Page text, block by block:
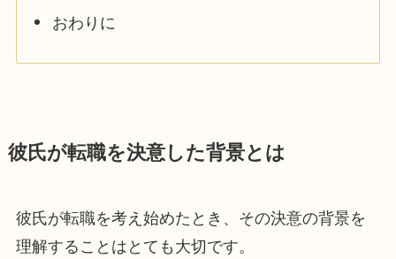
おわりに
彼氏が転職を決意した背景とは
彼氏が転職を考え始めたとき、その決意の背景を
理解することはとても大切です。